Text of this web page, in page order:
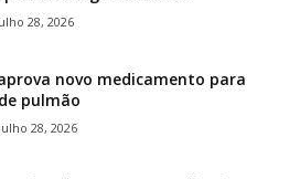
28, 2026
novo medicamento para
pulmão
julho 28, 2026